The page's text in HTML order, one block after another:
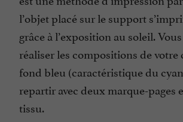
l’objet placé sur le support
grâce à l’exposition au soleil.
réaliser les compositions de
fond bleu (caractéristique du
repartir avec deux marque-pages
tissu.